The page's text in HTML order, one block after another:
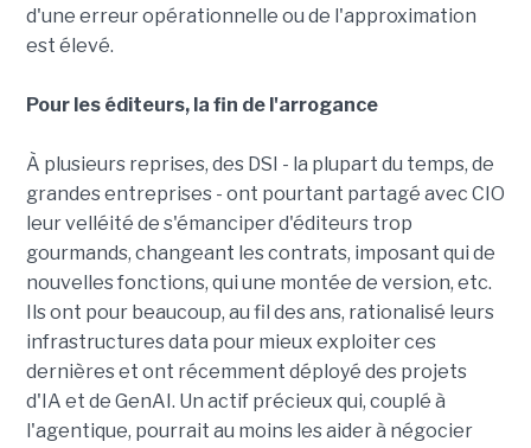
d'une erreur opérationnelle ou de l'approximation
est élevé.
Pour les éditeurs, la fin de l'arrogance
À plusieurs reprises, des DSI - la plupart du temps, de
grandes entreprises - ont pourtant partagé avec CIO
leur velléité de s'émanciper d'éditeurs trop
gourmands, changeant les contrats, imposant qui de
nouvelles fonctions, qui une montée de version, etc.
Ils ont pour beaucoup, au fil des ans, rationalisé leurs
infrastructures data pour mieux exploiter ces
dernières et ont récemment déployé des projets
d'IA et de GenAI. Un actif précieux qui, couplé à
l'agentique, pourrait au moins les aider à négocier